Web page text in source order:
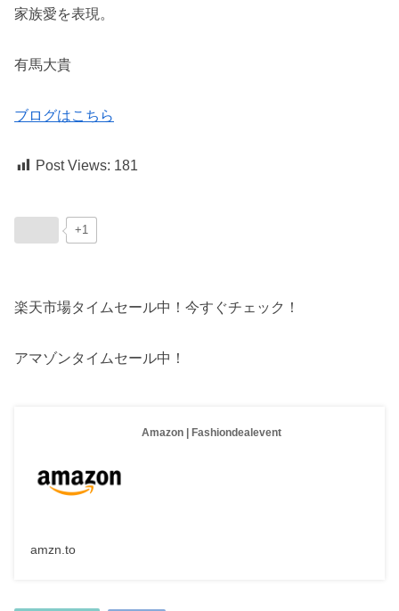
家族愛を表現。
有馬大貴
ブログはこちら
Post Views: 181
+1
楽天市場タイムセール中！今すぐチェック！
アマゾンタイムセール中！
Amazon | Fashiondealevent
amzn.to